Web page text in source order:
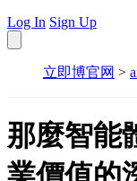
Log In Sign Up
立即博官网 >
那麼智能